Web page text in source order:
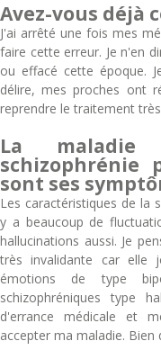
Avez-vous déjà
J'ai arrêté une fois mes
faire cette erreur. Je n'en
ou effacé cette époque.
délire, mes proches ont
reprendre le traitement
La maladie
schizophrénie
sont ses
Les caractéristiques de la
y a beaucoup de
hallucinations aussi. Je
très invalidante car elle
émotions de type
schizophréniques type
d'errance médicale et
accepter ma maladie. Bien